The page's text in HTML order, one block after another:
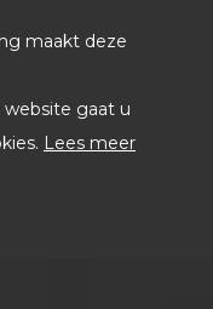
maakt deze
gaat u
Lees meer